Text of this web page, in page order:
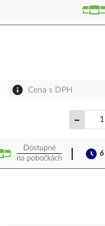
Cena s DPH
Dostupné
na pobočkách
6